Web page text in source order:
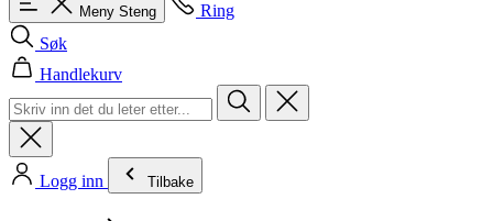
Meny Steng
Ring
Søk
Handlekurv
Logg inn Tilbake